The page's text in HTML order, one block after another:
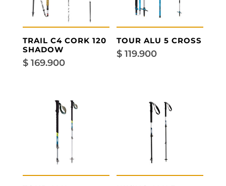
TRAIL C4 CORK 120
SHADOW
$169.900
TOUR ALU 5 CROSS
$ 119.900